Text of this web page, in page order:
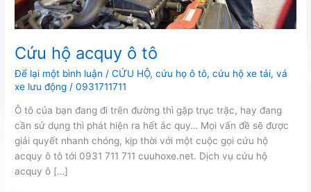
Cứu hộ acquy ô tô
Để lại một bình luận /CỨU HỘ,cứu họ ô tô,cứu hộ xe tải,vá
xe lưu động /0931711711
Ô tô của bạn đang đi trên đường thì gặp trục trặc, hay đang
cần sử dụng thì phát hiện ra hết ắc quy… Mọi vấn đề sẽ được
giải quyết nhanh chóng, kịp thời với một cuộc gọi cứu hộ
acquy ô tô tới 0931 711 711 cuuhoxe.net. Dịch vụ cứu hộ
acquy ô […]